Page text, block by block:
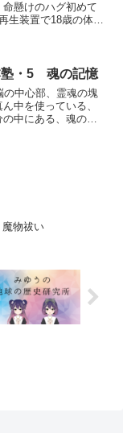
懸けのハグ初めて
生装置で18歳の体に
行...
塾・5 魂の記憶
の中心部、霊魂の塊
中を使っている、
中にある、魂の中
物祓い